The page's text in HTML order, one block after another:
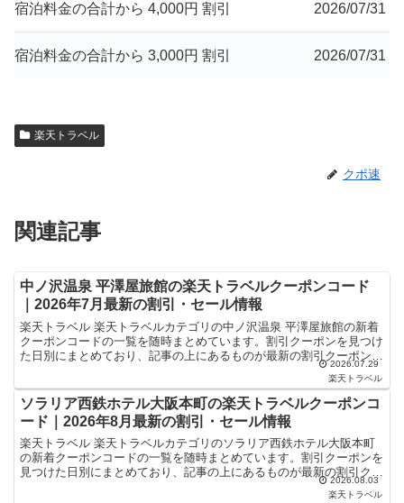
宿泊料金の合計から 4,000円 割引 2026/07/31
宿泊料金の合計から 3,000円 割引 2026/07/31
楽天トラベル
クポ速
関連記事
中ノ沢温泉 平澤屋旅館の楽天トラベルクーポンコード
｜2026年7月最新の割引・セール情報
楽天トラベル 楽天トラベルカテゴリの中ノ沢温泉 平澤屋旅館の新着
クーポンコードの一覧を随時まとめています。割引クーポンを見つけ
た日別にまとめており、記事の上にあるものが最新の割引クーポンに
なります。ホテル・旅館宿泊の予約などで使えるクーポン...2026.07.29
楽天トラベル
ソラリア西鉄ホテル大阪本町の楽天トラベルクーポンコ
ード｜2026年8月最新の割引・セール情報
楽天トラベル 楽天トラベルカテゴリのソラリア西鉄ホテル大阪本町
の新着クーポンコードの一覧を随時まとめています。割引クーポンを
見つけた日別にまとめており、記事の上にあるものが最新の割引クー
ポンになります。ホテル・旅館宿泊の予約などで使えるクー...2026.08.03
楽天トラベル